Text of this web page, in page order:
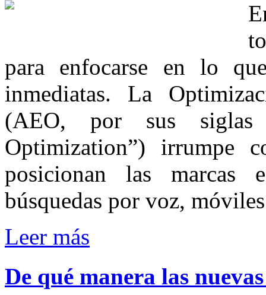
para enfocarse en lo
inmediatas. La
(AEO, por sus siglas
Optimization”) irrumpe
posicionan las marcas
búsquedas por voz,
Leer más
De qué manera las nuevas